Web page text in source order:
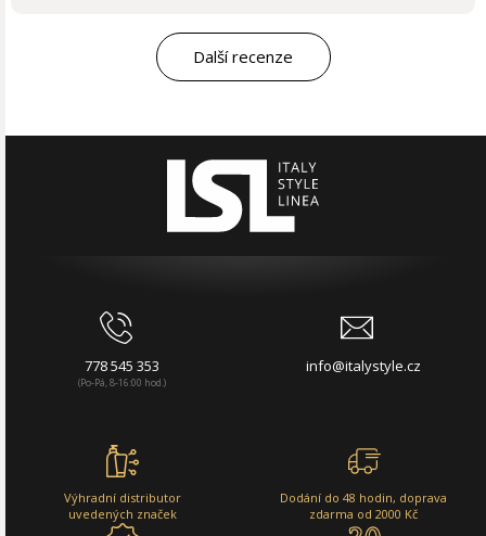
Další recenze
778 545 353
(Po-Pá, 8-16:00 hod.)
info@italystyle.cz
Výhradní distributor
uvedených značek
Dodání do 48 hodin, doprava
zdarma od 2000 Kč